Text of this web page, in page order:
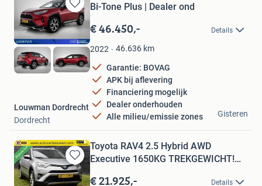
Bewaren
in
Mijn
Favorieten
Bi-Tone Plus | Dealer ond
€ 46.450,- Details
2022 46.636 km
Garantie: BOVAG
APK bij aflevering
Financiering mogelijk
Dealer onderhouden
Alle milieu/emissie zones
Louwman Dordrecht
Dordrecht
Gisteren
Bewaren
in
Toyota RAV4 2.5 Hybrid AWD
Executive 1650KG TREKGEWICHT!
€ 21.925,- Details